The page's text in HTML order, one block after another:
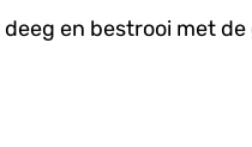
en bestrooi met